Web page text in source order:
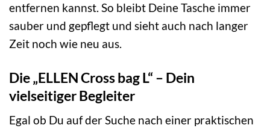
entfernen kannst. So bleibt Deine Tasche immer
sauber und gepflegt und sieht auch nach langer
Zeit noch wie neu aus.
Die „ELLEN Cross bag L“ – Dein
vielseitiger Begleiter
Egal ob Du auf der Suche nach einer praktischen